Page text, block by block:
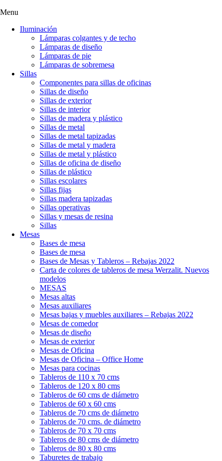
Menu
Iluminación
Lámparas colgantes y de techo
Lámparas de diseño
Lámparas de pie
Lámparas de sobremesa
Sillas
Componentes para sillas de oficinas
Sillas de diseño
Sillas de exterior
Sillas de interior
Sillas de madera y plástico
Sillas de metal
Sillas de metal tapizadas
Sillas de metal y madera
Sillas de metal y plástico
Sillas de oficina de diseño
Sillas de plástico
Sillas escolares
Sillas fijas
Sillas madera tapizadas
Sillas operativas
Sillas y mesas de resina
Sillas
Mesas
Bases de mesa
Bases de mesa
Bases de Mesas y Tableros – Rebajas 2022
Carta de colores de tableros de mesa Werzalit. Nuevos
modelos
MESAS
Mesas altas
Mesas auxiliares
Mesas bajas y muebles auxiliares – Rebajas 2022
Mesas de comedor
Mesas de diseño
Mesas de exterior
Mesas de Oficina
Mesas de Oficina – Office Home
Mesas para cocinas
Tableros de 110 x 70 cms
Tableros de 120 x 80 cms
Tableros de 60 cms de diámetro
Tableros de 60 x 60 cms
Tableros de 70 cms de diámetro
Tableros de 70 cms. de diámetro
Tableros de 70 x 70 cms
Tableros de 80 cms de diámetro
Tableros de 80 x 80 cms
Taburetes de trabajo